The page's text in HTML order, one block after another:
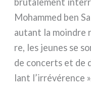
Mohammed ben
autant la moin­dre
re, les jeu­nes se
de con­certs et
lant l’irrévérence